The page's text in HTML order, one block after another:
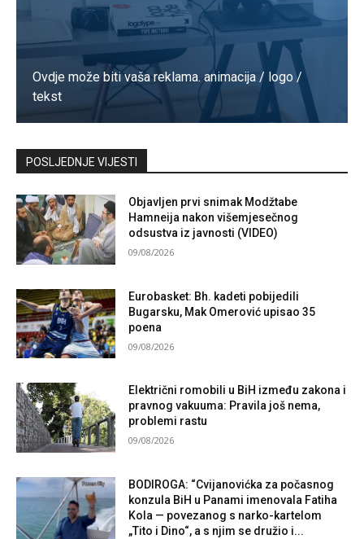
Ovdje može biti vaša reklama. animacija / logo /
tekst
Kontaktirajte nas
POSLJEDNJE VIJESTI
Objavljen prvi snimak Modžtabe
Hamneija nakon višemjesečnog
odsustva iz javnosti (VIDEO)
09/08/2026
Eurobasket: Bh. kadeti pobijedili
Bugarsku, Mak Omerović upisao 35
poena
09/08/2026
Električni romobili u BiH između zakona i
pravnog vakuuma: Pravila još nema,
problemi rastu
09/08/2026
BODIROGA: “Cvijanovićka za počasnog
konzula BiH u Panami imenovala Fatiha
Kola — povezanog s narko-kartelom
„Tito i Dino“, a s njim se družio i...